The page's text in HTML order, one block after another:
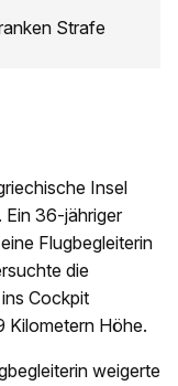
Strafe
Insel
Ein 36-jähriger
Flugbegleiterin
die
Cockpit
Kilometern Höhe.
weigerte